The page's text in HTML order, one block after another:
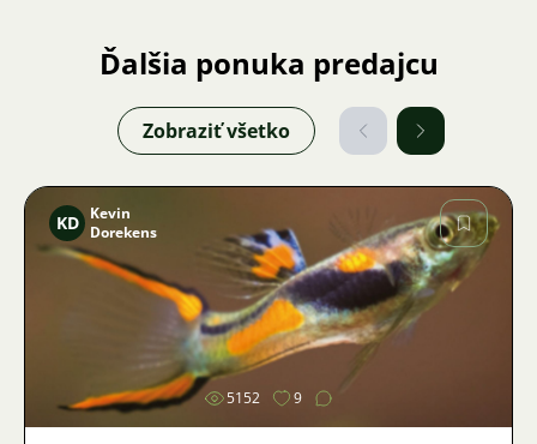
Ďalšia ponuka predajcu
Zobraziť všetko
Obrázok
KD
Kevin
Dorekens
5152 9